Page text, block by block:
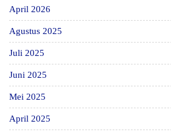
April 2026
Agustus 2025
Juli 2025
Juni 2025
Mei 2025
April 2025